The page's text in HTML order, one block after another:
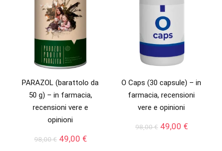
PARAZOL (barattolo da
50 g) – in farmacia,
recensioni vere e
opinioni
98,00€ Il
49,00 €Il
O Caps (30 capsule) – in
farmacia, recensioni
vere e opinioni
98,00€ Il
49,00 €Il